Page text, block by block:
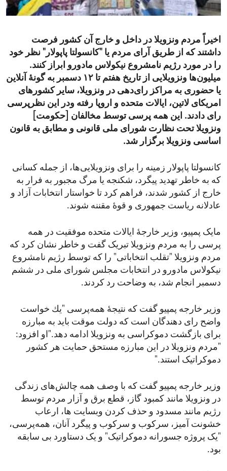
ENVIRONMENT AND HEALTH
اخیراً مردم ونزویلا در داخل و خارج آن کشور فرصت
داشتند که از طریق آرای مردم یا "کانسولتا پاپولار" نظر خود
را در مورد رژیم نامشروع نیکولاس مادورو ابراز کنند.
میلیون‌ها ونزویلایی از تاریخ هفتم تا ۱۲ دسمبر به گونۀ آنلاین
یا حضوری به مراکز رای‌دهی در ونزویلا، سایر کشورهای
امریکای لاتین، ایالات متحده و اروپا رفته ودر این نظرپرسی
رای دادند. این همه پرسی توسط مخالفان [حکومت]
ونزویلا تحت نظارت شورای ملی قانونی و مطابق به قانون
اساسی ونزویلا برگزار شد.
کانسولتا پاپولار زمینه را برای ونزویلایی‌ها، از جمله کسانی
که به خاطر تهدید پیگرد، شکنجه یا مرگ مجبور به فرار به
خارج از کشور شدند، فراهم کرد تا خواستار انتخابات آزاد و
عادلانه ریاست جمهوری و قوۀ مقننه شوند.
مایک پمپیو، وزیر خارجۀ ایالات متحده موفقیت در همه
پرسی را به مردم ونزویلا تبریک گفت و خاطر نشان كرد كه
مردم ونزویلا "تقلب انتخاباتی" را كه توسط رژیم نامشروع
نیكولاس مادورو در انتخابات مجلس شورای ملی در ششم
دسمبر انجام شد، به وضاحت رد كردند.
وزیر خارجه پمپیو گفت كه نتیجۀ همه‌پرسی "یك خواست
واضح رای دهندگان است كه دولت موقت باید به مبارزه
برای بازگشت دموكراسی به ونزویلا ادامه دهد."او افزود:
"مردم ونزویلا در این مبارزه مستحق حمایت هر کشور
دموکراتیک استند."
وزیر خارجه پمپیو گفت که با وصف همه چالش‌های زندگی
در ونزویلا مانند کمبود گاز، قطع برق و آزار مردم توسط
رژیم مانند مسدود و حذف کردن وبسایت ها، ارعاب
خشونت آمیز، سرکوب و سرکوب و پیگرد آنان، همه‌پرسی،
"یک پروژه جسورانه دموکراتیک" و یک دستاورد بی سابقه
بود.